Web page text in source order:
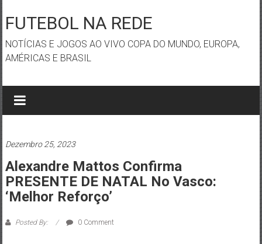
to
content
FUTEBOL NA REDE
NOTÍCIAS E JOGOS AO VIVO COPA DO MUNDO, EUROPA,
AMÉRICAS E BRASIL
Dezembro 25, 2023
Alexandre Mattos Confirma
PRESENTE DE NATAL No Vasco:
‘Melhor Reforço’
Posted By: 0 Comment